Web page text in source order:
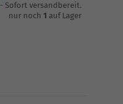
- Sofort versandbereit.
nur noch 1 auf Lager